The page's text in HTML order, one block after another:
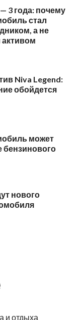
3 года: почему
стал
а не
Niva Legend:
обойдется
может
нового
и отдыха